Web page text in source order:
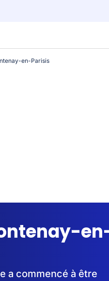
en-Parisis
a commencé à être